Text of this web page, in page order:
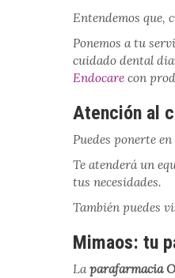
Entendemos que,
Ponemos a tu
cuidado dental
Endocare con
Atención al
Puedes ponerte
Te atenderá un
tus necesidades.
También puedes
Mimaos: tu
Laparafarmacia